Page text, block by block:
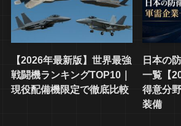
【2026年最新版】世界最強
戦闘機ランキングTOP10｜
現役配備機限定で徹底比較
日本の
一覧【
得意分
装備